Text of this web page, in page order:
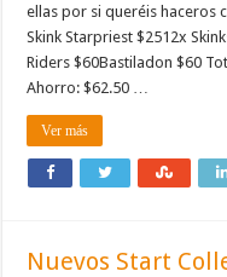
ellas por si queréis haceros
Skink Starpriest $2512x
Riders $60Bastiladon $60
Ahorro: $62.50 …
Ver más
Nuevos Start